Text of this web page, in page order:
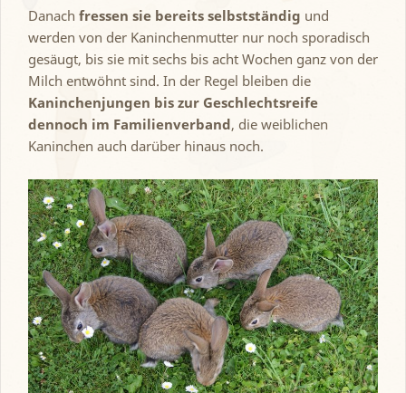
Danach fressen sie bereits selbstständig und
werden von der Kaninchenmutter nur noch sporadisch
gesäugt, bis sie mit sechs bis acht Wochen ganz von der
Milch entwöhnt sind. In der Regel bleiben die
Kaninchenjungen bis zur Geschlechtsreife
dennoch im Familienverband, die weiblichen
Kaninchen auch darüber hinaus noch.